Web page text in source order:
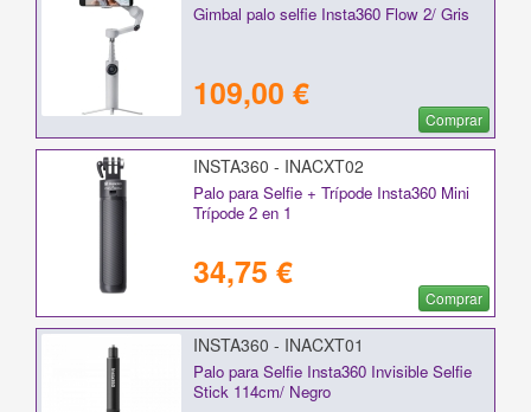
Gimbal palo selfie Insta360 Flow 2/ Gris
109,00 €
Comprar
INSTA360 - INACXT02
Palo para Selfie + Trípode Insta360 Mini
Trípode 2 en 1
34,75 €
Comprar
INSTA360 - INACXT01
Palo para Selfie Insta360 Invisible Selfie
Stick 114cm/ Negro